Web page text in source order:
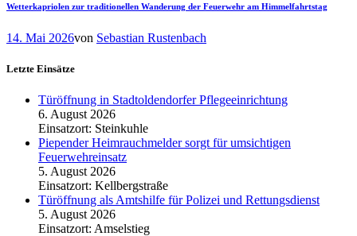
Wetterkapriolen zur traditionellen Wanderung der Feuerwehr am Himmelfahrtstag
14. Mai 2026von Sebastian Rustenbach
Letzte Einsätze
Türöffnung in Stadtoldendorfer Pflegeeinrichtung
6. August 2026
Einsatzort: Steinkuhle
Piepender Heimrauchmelder sorgt für umsichtigen
Feuerwehreinsatz
5. August 2026
Einsatzort: Kellbergstraße
Türöffnung als Amtshilfe für Polizei und Rettungsdienst
5. August 2026
Einsatzort: Amselstieg